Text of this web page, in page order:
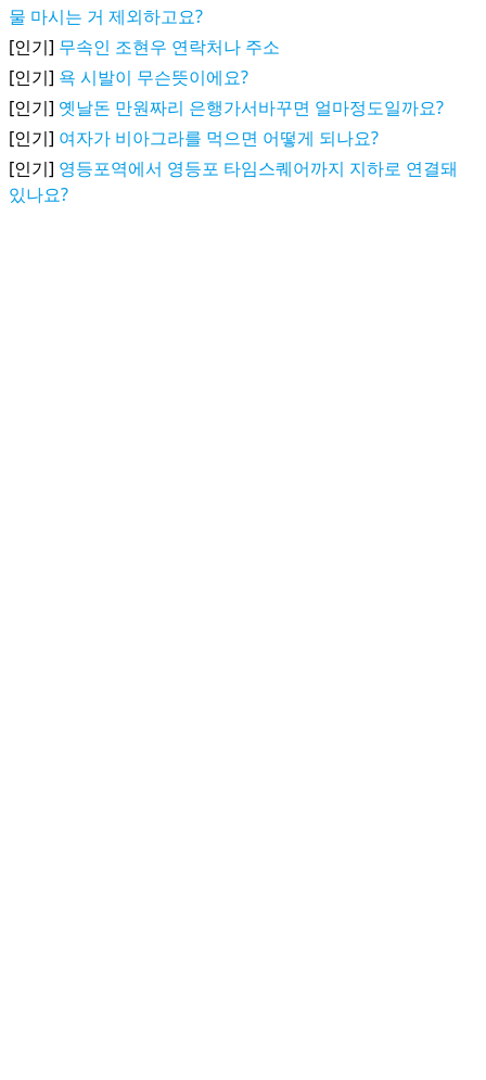
물 마시는 거 제외하고요?
[인기] 무속인 조현우 연락처나 주소
[인기] 욕 시발이 무슨뜻이에요?
[인기] 옛날돈 만원짜리 은행가서바꾸면 얼마정도일까요?
[인기] 여자가 비아그라를 먹으면 어떻게 되나요?
[인기] 영등포역에서 영등포 타임스퀘어까지 지하로 연결돼
있나요?